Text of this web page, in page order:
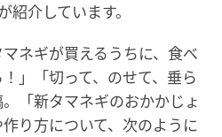
介しています。
ネギが買えるうちに、食べ
」「切って、のせて、垂ら
「新タマネギのおかかじょ
り方について、次のように